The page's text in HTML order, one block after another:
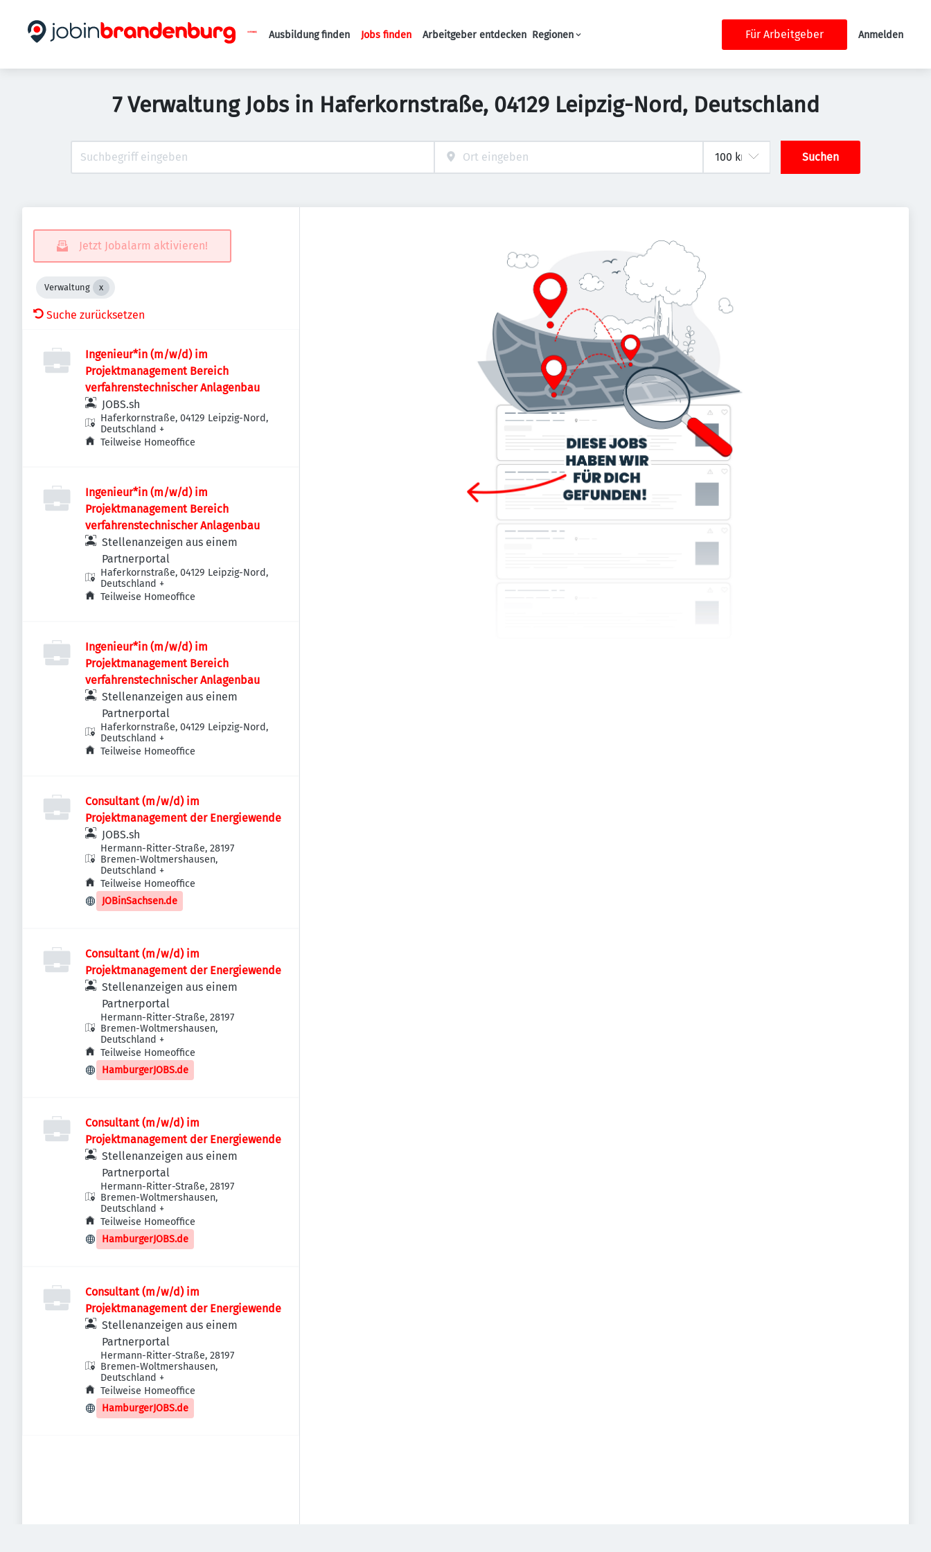
Haupt-Navigation
Ausbildung finden Jobs finden Arbeitgeber entdecken Regionen Für Arbeitgeber Anmelden
7 Verwaltung Jobs in Haferkornstraße, 04129 Leipzig-Nord, Deutschland
Suchen
Jetzt Jobalarm aktivieren!
Verwaltung
Suche zurücksetzen
Ingenieur*in (m/w/d) im
Projektmanagement Bereich
verfahrenstechnischer Anlagenbau
JOBS.sh
Haferkornstraße, 04129 Leipzig-Nord,
Deutschland +
Teilweise Homeoffice
Ingenieur*in (m/w/d) im
Projektmanagement Bereich
verfahrenstechnischer Anlagenbau
Stellenanzeigen aus einem
Partnerportal
Haferkornstraße, 04129 Leipzig-Nord,
Deutschland +
Teilweise Homeoffice
Ingenieur*in (m/w/d) im
Projektmanagement Bereich
verfahrenstechnischer Anlagenbau
Stellenanzeigen aus einem
Partnerportal
Haferkornstraße, 04129 Leipzig-Nord,
Deutschland +
Teilweise Homeoffice
Consultant (m/w/d) im
Projektmanagement der Energiewende
JOBS.sh
Hermann-Ritter-Straße, 28197
Bremen-Woltmershausen,
Deutschland +
Teilweise Homeoffice
JOBinSachsen.de
Consultant (m/w/d) im
Projektmanagement der Energiewende
Stellenanzeigen aus einem
Partnerportal
Hermann-Ritter-Straße, 28197
Bremen-Woltmershausen,
Deutschland +
Teilweise Homeoffice
HamburgerJOBS.de
Consultant (m/w/d) im
Projektmanagement der Energiewende
Stellenanzeigen aus einem
Partnerportal
Hermann-Ritter-Straße, 28197
Bremen-Woltmershausen,
Deutschland +
Teilweise Homeoffice
HamburgerJOBS.de
Consultant (m/w/d) im
Projektmanagement der Energiewende
Stellenanzeigen aus einem
Partnerportal
Hermann-Ritter-Straße, 28197
Bremen-Woltmershausen,
Deutschland +
Teilweise Homeoffice
HamburgerJOBS.de